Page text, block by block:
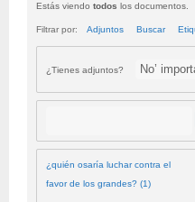
Estás viendo todos los documentos.
Filtrar por: Adjuntos Buscar
¿Tienes adjuntos?
¿quién osaría luchar contra el
favor de los grandes? (1)